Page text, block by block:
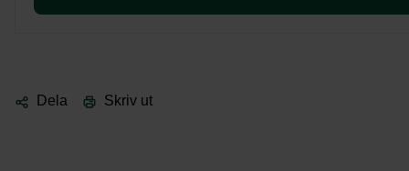
Dela Skriv ut